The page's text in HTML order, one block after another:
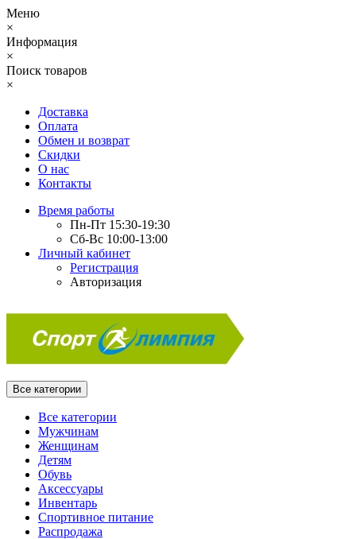
Меню
×
Информация
×
Поиск товаров
×
Доставка
Оплата
Обмен и возврат
Скидки
О нас
Контакты
Время работы
Пн-Пт 15:30-19:30
Сб-Вс 10:00-13:00
Личный кабинет
Регистрация
Авторизация
Все категории
Все категории
Мужчинам
Женщинам
Детям
Обувь
Аксессуары
Инвентарь
Спортивное питание
Распродажа